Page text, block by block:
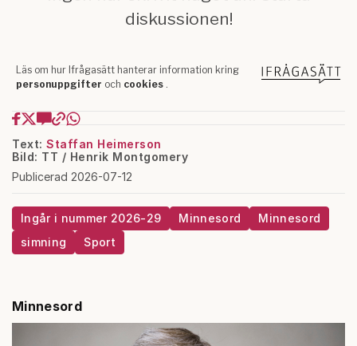
Text: Staffan Heimerson
Bild: TT / Henrik Montgomery
Publicerad 2026-07-12
Ingår i nummer 2026-29 Minnesord
Minnesord
simning
Sport
Minnesord